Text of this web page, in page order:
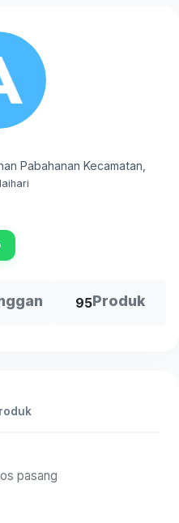
Pabahanan Kecamatan
95Produk
pasang